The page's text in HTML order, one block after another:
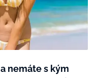
- 599 KČ
SVĚT ŽENY +
MANA (10 ks)
nemáte s kým